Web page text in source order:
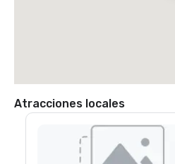
Atracciones locales